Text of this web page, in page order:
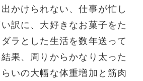
かけられない、仕事が忙し
訳に、大好きなお菓子をた
ラとした生活を数年送って
果、周りからかなり太った
いの大幅な体重増加と筋肉